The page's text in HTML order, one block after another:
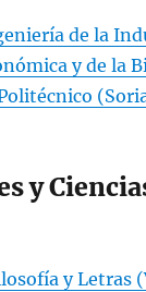
de la
y de la
y
y Letras